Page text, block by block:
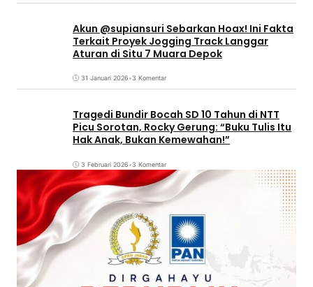
Akun @supiansuri Sebarkan Hoax! Ini Fakta
Terkait Proyek Jogging Track Langgar
Aturan di Situ 7 Muara Depok
31 Januari 2026•3 Komentar
Tragedi Bundir Bocah SD 10 Tahun di NTT
Picu Sorotan, Rocky Gerung: “Buku Tulis Itu
Hak Anak, Bukan Kemewahan!”
3 Februari 2026•3 Komentar